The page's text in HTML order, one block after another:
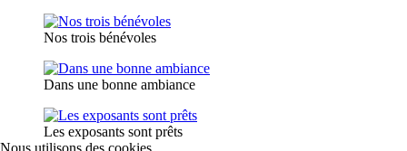
Nos trois bénévoles
Dans une bonne ambiance
Les exposants sont prêts
Nous utilisons des cookies